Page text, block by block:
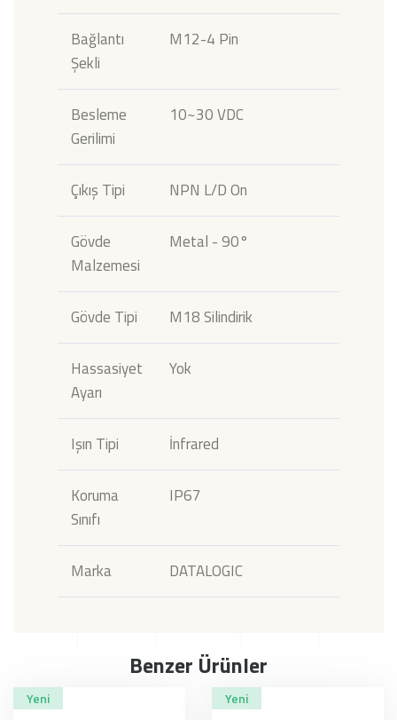
Bağlantı
Şekli
M12-4 Pin
Besleme
Gerilimi
10~30 VDC
Çıkış Tipi NPN L/D On
Gövde
Malzemesi
Metal - 90°
Gövde Tipi M18 Silindirik
Hassasiyet
Ayarı
Yok
Işın Tipi İnfrared
Koruma
Sınıfı
IP67
Marka DATALOGIC
Benzer Ürünler
Yeni Yeni